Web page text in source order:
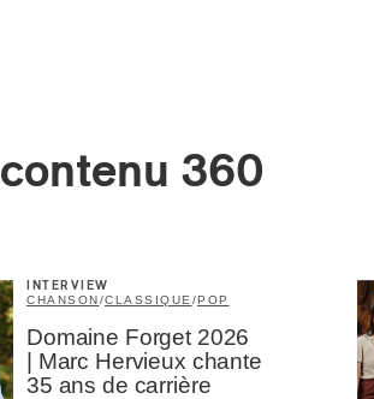
360
INTERVIEW
CHANSON/CLASSIQUE /POP
Domaine Forget 2026
| Marc Hervieux chante
35 ans de carrière